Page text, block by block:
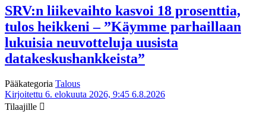
SRV:n liikevaihto kasvoi 18 prosenttia,
tulos heikkeni – ”Käymme parhaillaan
lukuisia neuvotteluja uusista
datakeskushankkeista”
Pääkategoria Talous
Kirjoitettu 6. elokuuta 2026, 9:45 6.8.2026
Tilaajille